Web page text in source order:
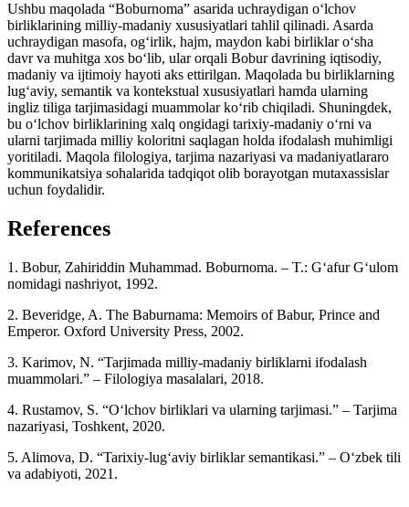
Ushbu maqolada “Boburnoma” asarida uchraydigan o‘lchov
birliklarining milliy-madaniy xususiyatlari tahlil qilinadi. Asarda
uchraydigan masofa, og‘irlik, hajm, maydon kabi birliklar o‘sha
davr va muhitga xos bo‘lib, ular orqali Bobur davrining iqtisodiy,
madaniy va ijtimoiy hayoti aks ettirilgan. Maqolada bu birliklarning
lug‘aviy, semantik va kontekstual xususiyatlari hamda ularning
ingliz tiliga tarjimasidagi muammolar ko‘rib chiqiladi. Shuningdek,
bu o‘lchov birliklarining xalq ongidagi tarixiy-madaniy o‘rni va
ularni tarjimada milliy koloritni saqlagan holda ifodalash muhimligi
yoritiladi. Maqola filologiya, tarjima nazariyasi va madaniyatlararo
kommunikatsiya sohalarida tadqiqot olib borayotgan mutaxassislar
uchun foydalidir.
References
1. Bobur, Zahiriddin Muhammad. Boburnoma. – T.: G‘afur G‘ulom
nomidagi nashriyot, 1992.
2. Beveridge, A. The Baburnama: Memoirs of Babur, Prince and
Emperor. Oxford University Press, 2002.
3. Karimov, N. “Tarjimada milliy-madaniy birliklarni ifodalash
muammolari.” – Filologiya masalalari, 2018.
4. Rustamov, S. “O‘lchov birliklari va ularning tarjimasi.” – Tarjima
nazariyasi, Toshkent, 2020.
5. Alimova, D. “Tarixiy-lug‘aviy birliklar semantikasi.” – O‘zbek tili
va adabiyoti, 2021.